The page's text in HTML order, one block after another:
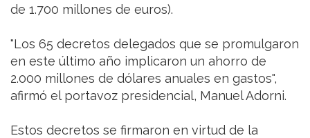
de 1.700 millones de euros).
"Los 65 decretos delegados que se promulgaron
en este último año implicaron un ahorro de
2.000 millones de dólares anuales en gastos",
afirmó el portavoz presidencial, Manuel Adorni.
Estos decretos se firmaron en virtud de la